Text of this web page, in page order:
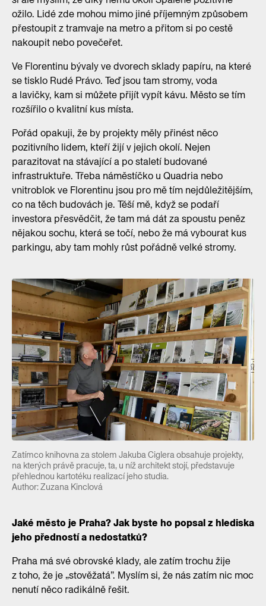
ožilo. Lidé zde mohou mimo jiné příjemným způsobem
přestoupit z tramvaje na metro a přitom si po cestě
nakoupit nebo povečeřet.
Ve Florentinu bývaly ve dvorech sklady papíru, na které
se tisklo Rudé Právo. Teď jsou tam stromy, voda
a lavičky, kam si můžete přijít vypít kávu. Město se tím
rozšířilo o kvalitní kus místa.
Pořád opakuji, že by projekty měly přinést něco
pozitivního lidem, kteří žijí v jejich okolí. Nejen
parazitovat na stávající a po staletí budované
infrastruktuře. Třeba náměstíčko u Quadria nebo
vnitroblok ve Florentinu jsou pro mě tím nejdůležitějším,
co na těch budovách je. Těší mě, když se podaří
investora přesvědčit, že tam má dát za spoustu peněz
nějakou sochu, která se točí, nebo že má vybourat kus
parkingu, aby tam mohly růst pořádně velké stromy.
Zatímco knihovna za stolem Jakuba Ciglera obsahuje projekty,
na kterých právě pracuje, ta, u níž architekt stojí, představuje
přehlednou kartotéku realizací jeho studia.
Author: Zuzana Kinclová
Jaké město je Praha? Jak byste ho popsal z hlediska
jeho předností a nedostatků?
Praha má své obrovské klady, ale zatím trochu žije
z toho, že je „stověžatá”. Myslím si, že nás zatím nic moc
nenutí něco radikálně řešit.